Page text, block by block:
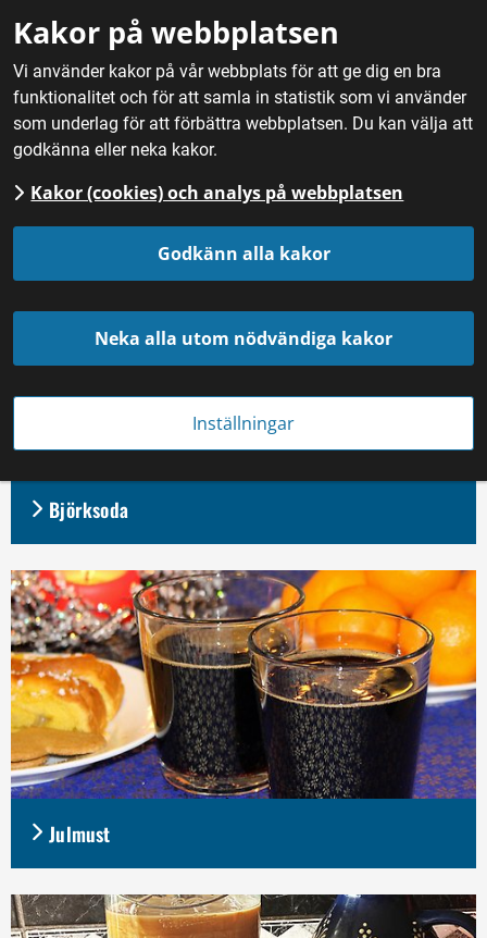
Kakor på webbplatsen
Vi använder kakor på vår webbplats för att ge dig en bra
funktionalitet och för att samla in statistik som vi använder
som underlag för att förbättra webbplatsen. Du kan välja att
godkänna eller neka kakor.
Kakor (cookies) och analys på webbplatsen
Godkänn alla kakor
Neka alla utom nödvändiga kakor
Inställningar
Hem / Dryck / Kolsyrade drycker
Kolsyrade drycker
Björksoda
Julmust